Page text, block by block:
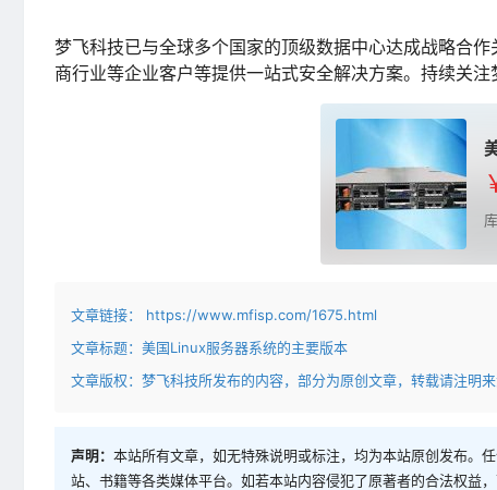
梦飞科技已与全球多个国家的顶级数据中心达成战略合作
商行业等企业客户等提供一站式安全解决方案。持续关注
文章链接：
https://www.mfisp.com/1675.html
文章标题： 美国Linux服务器系统的主要版本
文章版权：梦飞科技所发布的内容，部分为原创文章，转载请注明
声明： 本站所有文章，如无特殊说明或标注，均为本站原创发布。
站、书籍等各类媒体平台。如若本站内容侵犯了原著者的合法权益，